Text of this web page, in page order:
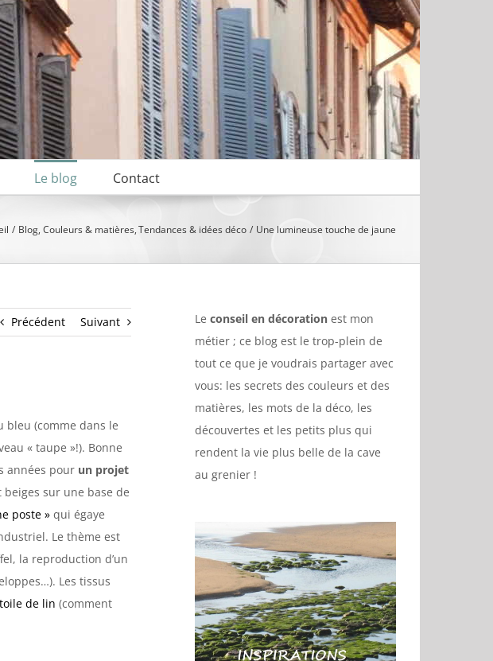
Le blog Contact
Blog Couleurs & matières Tendances & idées déco Une lumineuse touche de jaune
Précédent Suivant
bleu (comme dans le
« taupe »!). Bonne
années pour un projet
sur une base de
poste » qui égaye
Le thème est
la reproduction d’un
Les tissus
de lin (comment
Le conseil en décoration est mon
métier ; ce blog est le trop-plein de
tout ce que je voudrais partager avec
vous: les secrets des couleurs et des
matières, les mots de la déco, les
découvertes et les petits plus qui
rendent la vie plus belle de la cave
au grenier !